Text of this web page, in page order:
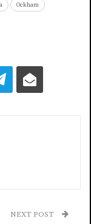
Ockham
NEXT POST